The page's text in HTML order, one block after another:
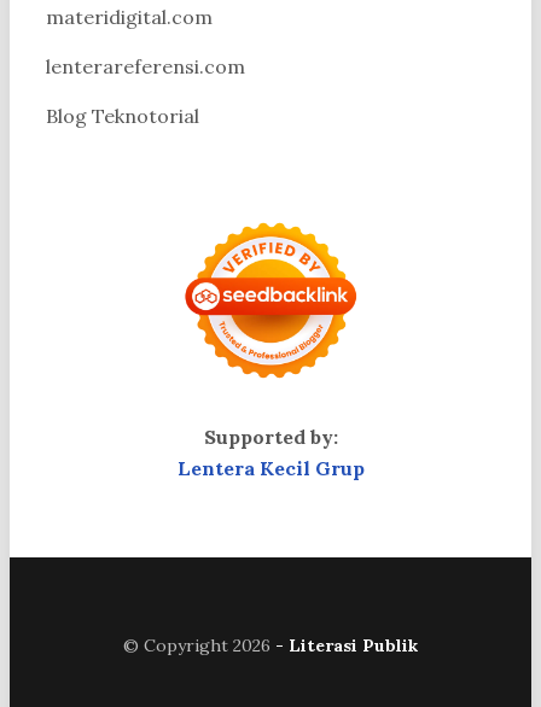
materidigital.com
lenterareferensi.com
Blog Teknotorial
Supported by:
Lentera Kecil Grup
© Copyright 2026 - Literasi Publik